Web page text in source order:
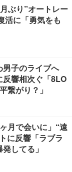
ぶり”オートレー
活に「勇気をも
子のライブへ
反響相次ぐ「8LO
繋がり？」
月で会いに」“遠
に反響「ラブラ
してる」